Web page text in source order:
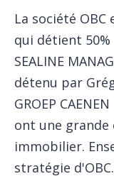
La société
qui détient
SEALINE
détenu par
GROEP
ont une grande
immobilier.
stratégie